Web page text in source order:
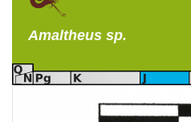
Amaltheus sp.